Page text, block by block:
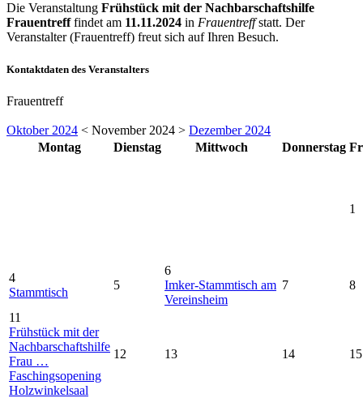
Die Veranstaltung Frühstück mit der Nachbarschaftshilfe
Frauentrefffindet am 11.11.2024 in Frauentreffstatt. Der
Veranstalter (Frauentreff) freut sich auf Ihren Besuch.
Kontaktdaten des Veranstalters
Frauentreff
Oktober 2024 < November 2024 > Dezember 2024
Montag
Dienstag Mittwoch Donnerstag
1
4
Stammtisch
5
6
Imker-Stammtisch am
Vereinsheim
7 8
11
Frühstück mit der
Nachbarschaftshilfe
Frau …
Faschingsopening
Holzwinkelsaal
12 13 14 15